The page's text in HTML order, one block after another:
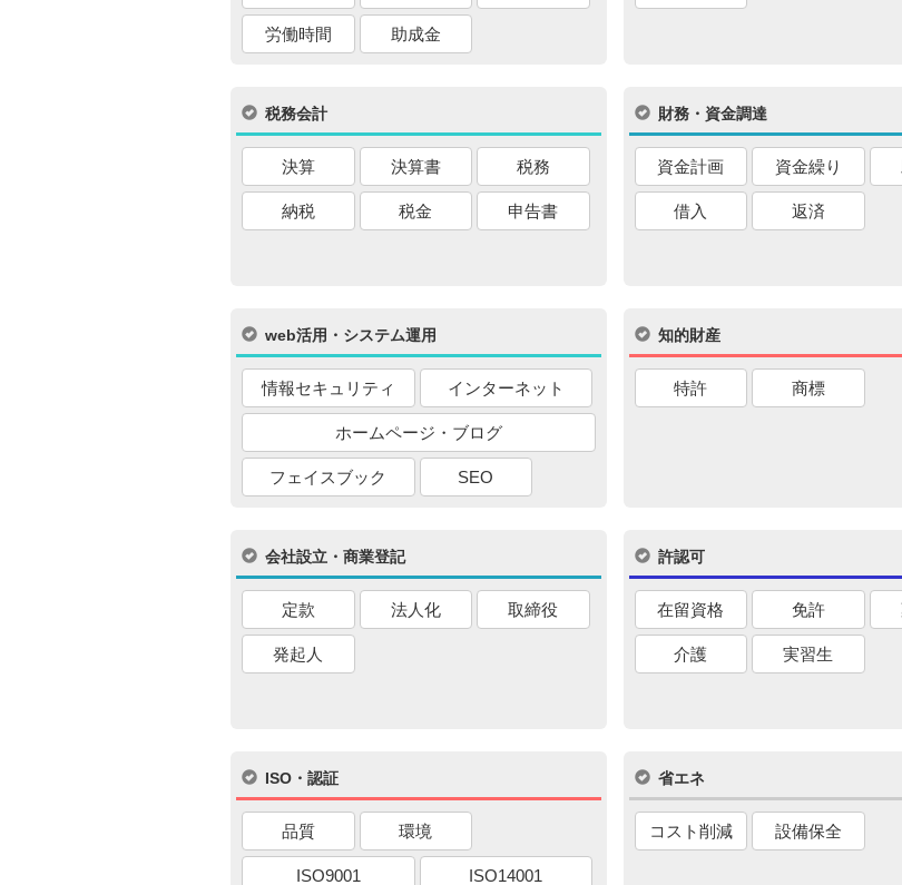
労働時間 助成金
税務会計
決算 決算書 税務
納税 税金 申告書
財務・資金調達
資金計画 資金繰り
借入 返済
web活用・システム運用
情報セキュリティ インターネット
ホームページ・ブログ
フェイスブック SEO
知的財産
特許 商標
会社設立・商業登記
定款 法人化 取締役
発起人
許認可
在留資格 免許
介護 実習生
ISO・認証
品質 環境
ISO9001 ISO14001
省エネ
コスト削減 設備保全